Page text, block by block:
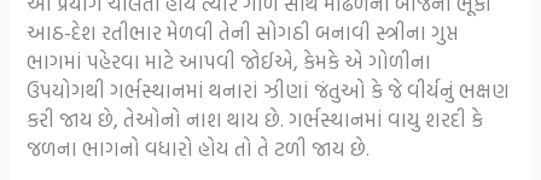
આઠ-દેશ રતીભાર મેળવી તેની સોગઠી બનાવી સ્ત્રીના ગુપ્ત
ભાગમાં પહેરવા માટે આપવી જોઈએ, કેમકે એ ગોળીના
ઉપયોગથી ગર્ભસ્થાનમાં થનારાં ઝીણાં જંતુઓ કે જે વીર્યનું ભક્ષણ
કરી જાય છે, તેઓનો નાશ થાય છે. ગર્ભસ્થાનમાં વાયુ શરદી કે
જળના ભાગનો વધારો હોય તો તે ટળી જાય છે.